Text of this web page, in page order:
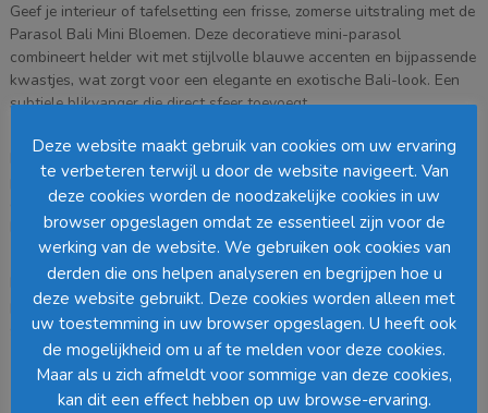
Geef je interieur of tafelsetting een frisse, zomerse uitstraling met de
Parasol Bali Mini Bloemen. Deze decoratieve mini-parasol
combineert helder wit met stijlvolle blauwe accenten en bijpassende
kwastjes, wat zorgt voor een elegante en exotische Bali-look. Een
subtiele blikvanger die direct sfeer toevoegt.
50 cm
is deze mini
parasol perfect als decoratiestuk op een tafel, dressoir, balie of bij
een zomerse tafelstyling. Ook ideaal voor bruiloften, tuinfeesten,
beach-events of als sfeervol item in een etalage of horecazaak.
De stevige standaard en verfijnde afwerking maken deze mini
parasol niet alleen decoratief, maar ook stabiel en praktisch in
gebruik. Klein van formaat, maar groots in uitstraling.
Specificaties:
Deze website maakt gebruik van cookies om uw ervaring
te verbeteren terwijl u door de website navigeert. Van
deze cookies worden de noodzakelijke cookies in uw
browser opgeslagen omdat ze essentieel zijn voor de
werking van de website. We gebruiken ook cookies van
derden die ons helpen analyseren en begrijpen hoe u
deze website gebruikt. Deze cookies worden alleen met
uw toestemming in uw browser opgeslagen. U heeft ook
de mogelijkheid om u af te melden voor deze cookies.
Maar als u zich afmeldt voor sommige van deze cookies,
kan dit een effect hebben op uw browse-ervaring.